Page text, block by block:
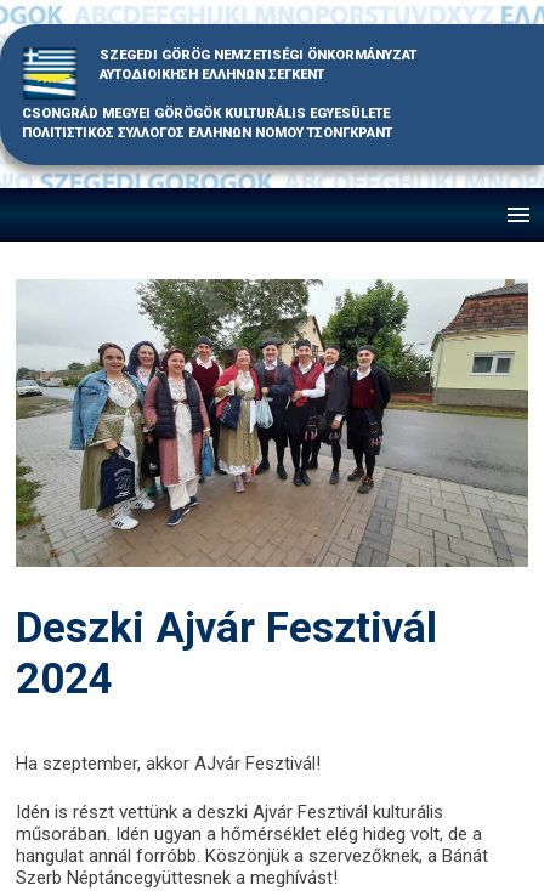
Skip
to
content
SZEGEDI GÖRÖG NEMZETISÉGI ÖNKORMÁNYZAT
ΑΥΤΟΔΙΟΙΚΗΣΗ ΕΛΛΗΝΩΝ ΣΕΓΚΕΝΤ
CSONGRÁD MEGYEI GÖRÖGÖK KULTURÁLIS EGYESÜLETE
ΠΟΛΙΤΙΣΤΙΚΟΣ ΣΥΛΛΟΓΟΣ ΕΛΛΗΝΩΝ ΝΟΜΟΥ ΤΣΟΝΓΚΡΑΝΤ
Deszki Ajvár Fesztivál
2024
Ha szeptember, akkor AJvár Fesztivál!
Idén is részt vettünk a deszki Ajvár Fesztivál kulturális
műsorában. Idén ugyan a hőmérséklet elég hideg volt, de a
hangulat annál forróbb. Köszönjük a szervezőknek, a Bánát
Szerb Néptáncegyüttesnek a meghívást!